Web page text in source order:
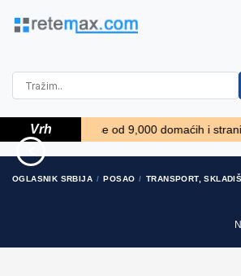
Vrh Više od 9,000 domaćih i stranih
100 EUR 680 EUR
OGLASNIK SRBIJA POSAO TRANSPORT,